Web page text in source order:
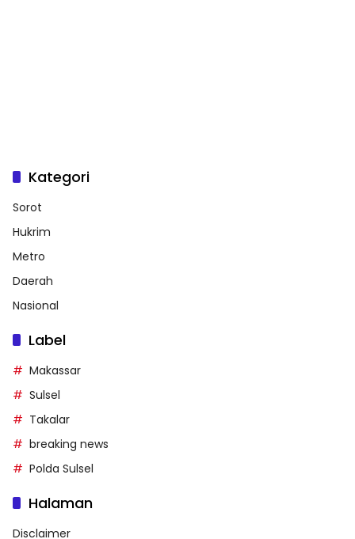
Kategori
Sorot
Hukrim
Metro
Daerah
Nasional
Label
Makassar
Sulsel
Takalar
breaking news
Polda Sulsel
Halaman
Disclaimer